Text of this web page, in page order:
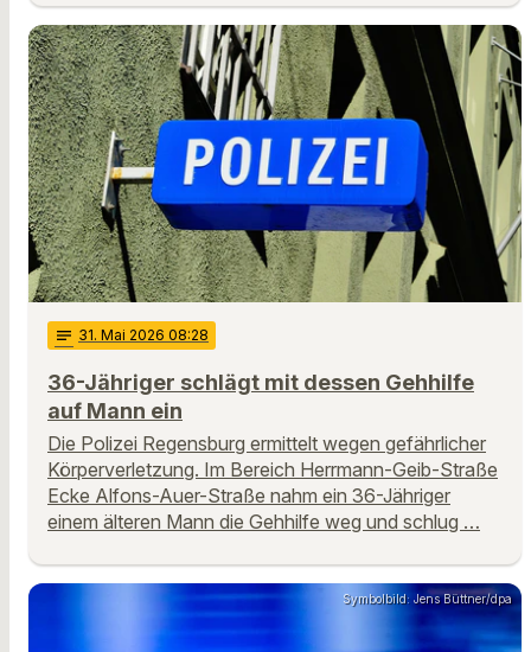
notes 31. Mai 2026 08:28
36-Jähriger schlägt mit dessen Gehhilfe
auf Mann ein
Die Polizei Regensburg ermittelt wegen gefährlicher
Körperverletzung. Im Bereich Herrmann-Geib-Straße
Ecke Alfons-Auer-Straße nahm ein 36-Jähriger
einem älteren Mann die Gehhilfe weg und schlug …
Symbolbild: Jens Büttner/dpa